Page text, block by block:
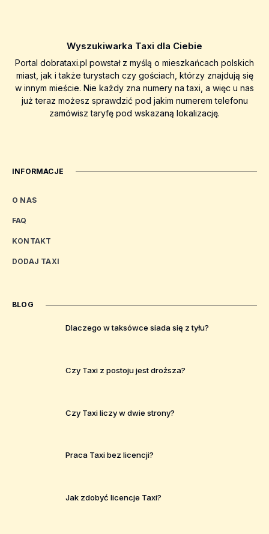
Wyszukiwarka Taxi dla Ciebie
Portal dobrataxi.pl powstał z myślą o mieszkańcach polskich
miast, jak i także turystach czy gościach, którzy znajdują się
w innym mieście. Nie każdy zna numery na taxi, a więc u nas
już teraz możesz sprawdzić pod jakim numerem telefonu
zamówisz taryfę pod wskazaną lokalizację.
INFORMACJE
O NAS
FAQ
KONTAKT
DODAJ TAXI
BLOG
Dlaczego w taksówce siada się z tyłu?
Czy Taxi z postoju jest droższa?
Czy Taxi liczy w dwie strony?
Praca Taxi bez licencji?
Jak zdobyć licencje Taxi?